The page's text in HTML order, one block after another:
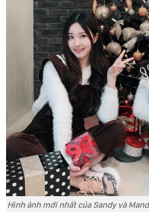
Hình ảnh mới nhất của Sandy và